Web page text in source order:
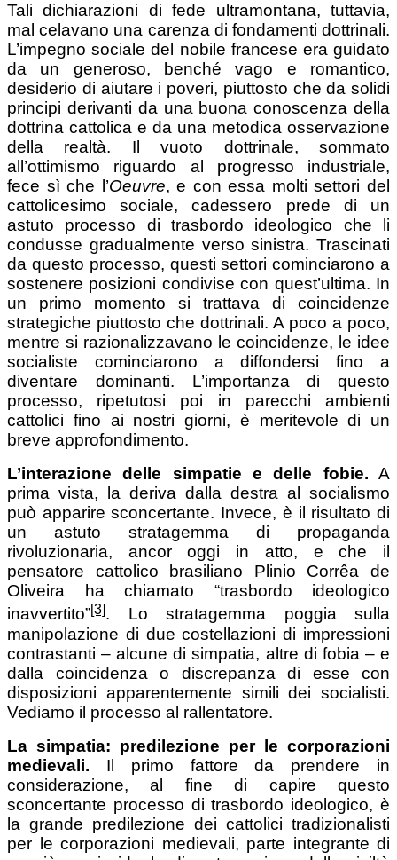
Tali dichiarazioni di fede ultramontana, tuttavia,
mal celavano una carenza di fondamenti dottrinali.
L’impegno sociale del nobile francese era guidato
da un generoso, benché vago e romantico,
desiderio di aiutare i poveri, piuttosto che da solidi
principi derivanti da una buona conoscenza della
dottrina cattolica e da una metodica osservazione
della realtà. Il vuoto dottrinale, sommato
all’ottimismo riguardo al progresso industriale,
fece sì che l’Oeuvre, e con essa molti settori del
cattolicesimo sociale, cadessero prede di un
astuto processo di trasbordo ideologico che li
condusse gradualmente verso sinistra. Trascinati
da questo processo, questi settori cominciarono a
sostenere posizioni condivise con quest’ultima. In
un primo momento si trattava di coincidenze
strategiche piuttosto che dottrinali. A poco a poco,
mentre si razionalizzavano le coincidenze, le idee
socialiste cominciarono a diffondersi fino a
diventare dominanti. L’importanza di questo
processo, ripetutosi poi in parecchi ambienti
cattolici fino ai nostri giorni, è meritevole di un
breve approfondimento.
L’interazione delle simpatie e delle fobie. A
prima vista, la deriva dalla destra al socialismo
può apparire sconcertante. Invece, è il risultato di
un astuto stratagemma di propaganda
rivoluzionaria, ancor oggi in atto, e che il
pensatore cattolico brasiliano Plinio Corrêa de
Oliveira ha chiamato “trasbordo ideologico
inavvertito”[3]. Lo stratagemma poggia sulla
manipolazione di due costellazioni di impressioni
contrastanti – alcune di simpatia, altre di fobia – e
dalla coincidenza o discrepanza di esse con
disposizioni apparentemente simili dei socialisti.
Vediamo il processo al rallentatore.
La simpatia: predilezione per le corporazioni
medievali. Il primo fattore da prendere in
considerazione, al fine di capire questo
sconcertante processo di trasbordo ideologico, è
la grande predilezione dei cattolici tradizionalisti
per le corporazioni medievali, parte integrante di